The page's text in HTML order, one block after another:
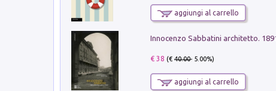
aggiungi al carrello
Innocenzo Sabbatini architetto.
€ 38 (€40.00- 5.00%)
aggiungi al carrello